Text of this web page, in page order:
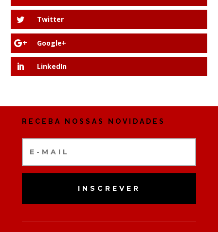
Twitter
Google+
LinkedIn
RECEBA NOSSAS NOVIDADES
INSCREVER